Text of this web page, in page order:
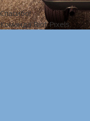
Спасибо!
Команда Riot Pixels.